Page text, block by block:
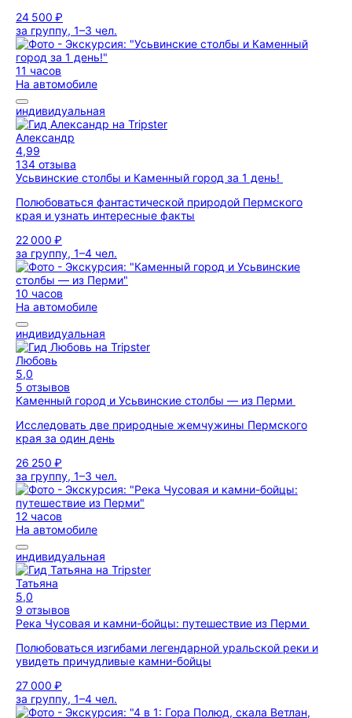
24 500 ₽
за группу, 1–3 чел.
11 часов
На автомобиле
индивидуальная
Александр
4,99
134 отзыва
Усьвинские столбы и Каменный город за 1 день!
Полюбоваться фантастической природой Пермского
края и узнать интересные факты
22 000 ₽
за группу, 1–4 чел.
10 часов
На автомобиле
индивидуальная
Любовь
5,0
5 отзывов
Каменный город и Усьвинские столбы — из Перми
Исследовать две природные жемчужины Пермского
края за один день
26 250 ₽
за группу, 1–3 чел.
12 часов
На автомобиле
индивидуальная
Татьяна
5,0
9 отзывов
Река Чусовая и камни-бойцы: путешествие из Перми
Полюбоваться изгибами легендарной уральской реки и
увидеть причудливые камни-бойцы
27 000 ₽
за группу, 1–4 чел.